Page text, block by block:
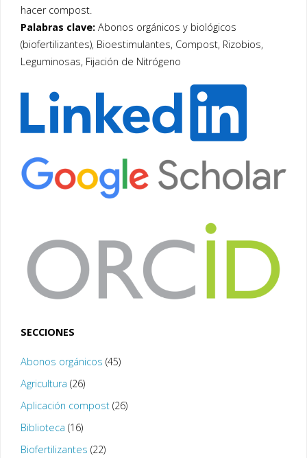
hacer compost.
Palabras clave:Abonos orgánicos y biológicos
(biofertilizantes), Bioestimulantes, Compost, Rizobios,
Leguminosas, Fijación de Nitrógeno
SECCIONES
Abonos orgánicos (45)
Agricultura (26)
Aplicación compost(26)
Biblioteca (16)
Biofertilizantes (22)